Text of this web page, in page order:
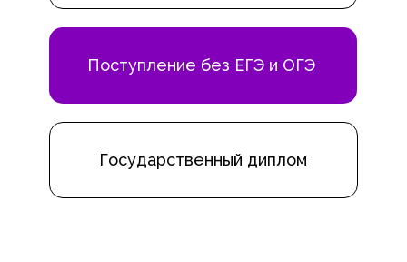
Государственный диплом
Поступление без ЕГЭ и ОГЭ